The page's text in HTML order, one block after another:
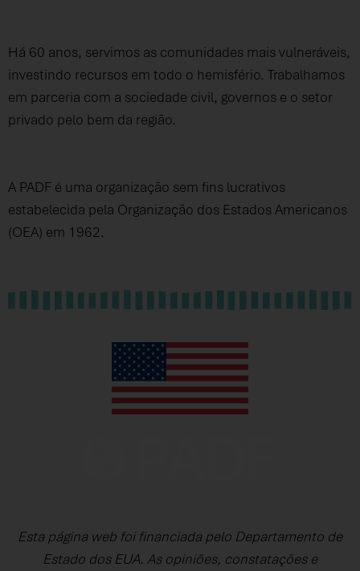
Há 60 anos, servimos as comunidades mais vulneráveis,
investindo recursos em todo o hemisfério. Trabalhamos
em parceria com a sociedade civil, governos e o setor
privado pelo bem da região.
A PADF é uma organização sem fins lucrativos
estabelecida pela Organização dos Estados Americanos
(OEA) em 1962.
Esta página web foi financiada pelo Departamento de
Estado dos EUA. As opiniões, constatações e